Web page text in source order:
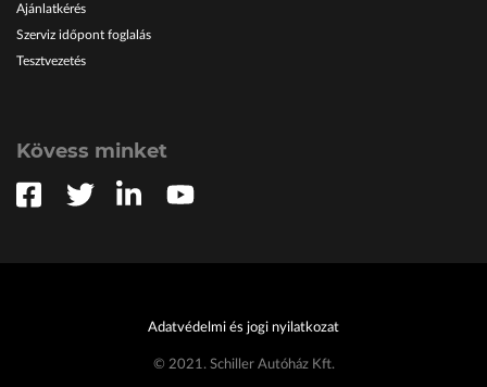
Ajánlatkérés
Szerviz időpont foglalás
Tesztvezetés
Kövess minket
Adatvédelmi és jogi nyilatkozat
© 2021. Schiller Autóház Kft.